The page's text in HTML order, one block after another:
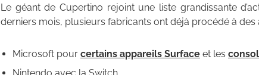
Le géant de Cupertino rejoint une liste grandissante
derniers mois, plusieurs fabricants ont déjà procédé à
Microsoft pour certains appareils Surface et les